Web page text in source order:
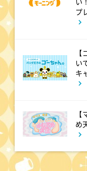
タイムト
ダイアン津
深夜 1:30
深夜 2:00
「きみを愛
った次期
プ
い
キ
め